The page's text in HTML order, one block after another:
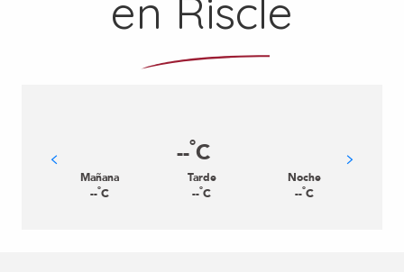
en Riscle
--°C
Mañana
--°C
Tarde
--°C
Noche
--°C